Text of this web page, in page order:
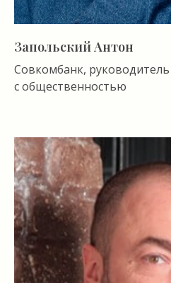
Запольский Антон
Совкомбанк,
с общественностью